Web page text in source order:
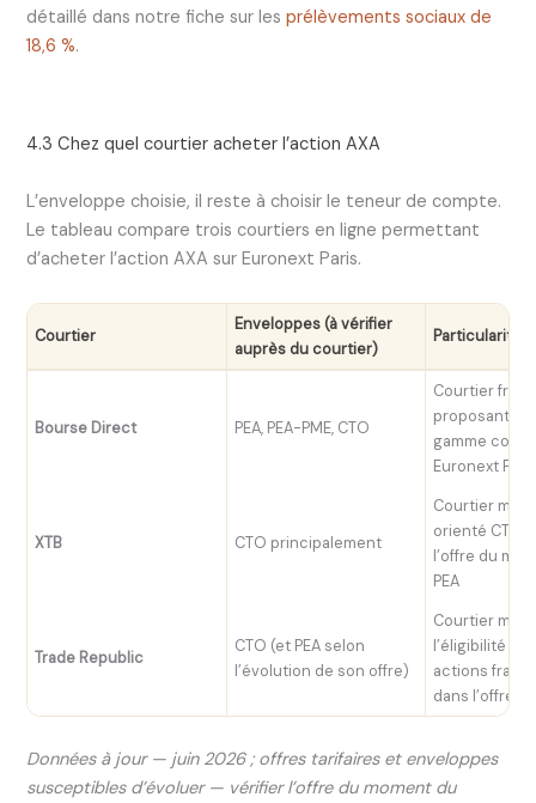
détaillé dans notre fiche sur lesprélèvements sociaux de
18,6 %.
4.3 Chez quel courtier acheter l’action AXA
L’enveloppe choisie, il reste à choisir le teneur de compte.
Le tableau compare trois courtiers en ligne permettant
d’acheter l’action AXA sur Euronext Paris.
Courtier
Enveloppes (à vérifier
auprès du courtier)
Particularité
Bourse Direct PEA, PEA-PME, CTO
Courtier
proposant le
gamme
Euronext
XTB CTO principalement
Courtier
orienté CTO
l’offre du
PEA
Trade Republic
CTO (et PEA selon
l’évolution de son offre)
Courtier
l’éligibilité
actions
dans l’offre
Données à jour — juin 2026 ; offres tarifaires et enveloppes
susceptibles d’évoluer — vérifier l’offre du moment du